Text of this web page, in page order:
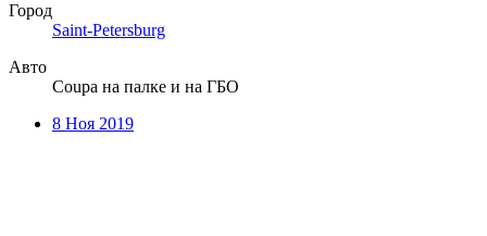
Город
Saint-Petersburg
Авто
Coupa на палке и на ГБО
8 Ноя 2019